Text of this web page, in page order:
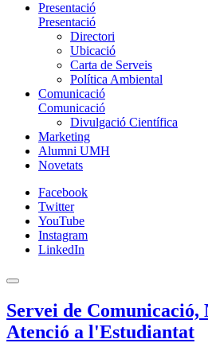
Presentació
Presentació
Directori
Ubicació
Carta de Serveis
Política Ambiental
Comunicació
Comunicació
Divulgació Científica
Marketing
Alumni UMH
Novetats
Facebook
Twitter
YouTube
Instagram
LinkedIn
Servei de
Atenció a l'Estudiantat